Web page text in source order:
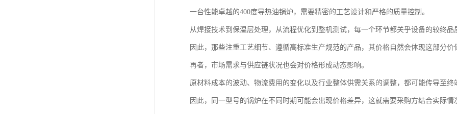
一台性能卓越的400度导热油锅炉，需要精密的工艺设计和严格的质量控制。
从焊接技术到保温层处理，从流程优化到整机测试，每一个环节都关乎设备的较终品
因此，那些注重工艺细节、遵循高标准生产规范的产品，其价格自然会体现这部分价
再者，市场需求与供应链状况也会对价格形成动态影响。
原材料成本的波动、物流费用的变化以及行业整体供需关系的调整，都可能传导至终
因此，同一型号的锅炉在不同时期可能会出现价格差异，这就需要采购方结合实际情